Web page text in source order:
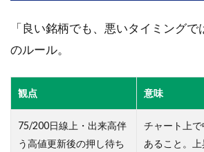
「良い銘柄でも、悪いタイミング
のルール。
観点 意味
75/200日線上・出来高伴
う高値更新後の押し待ち
チャート上
あること。